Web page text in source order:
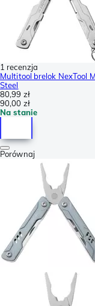
1 recenzja
Multitool brelok NexTool
Steel
80,99 zł
90,00 zł
Na stanie
Porównaj